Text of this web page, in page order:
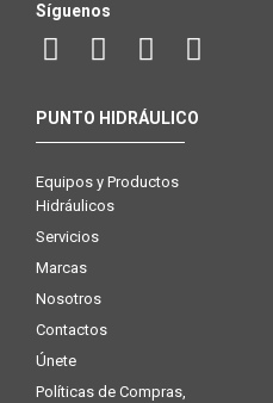
Síguenos
PUNTO HIDRÁULICO
Equipos y Productos
Hidráulicos
Servicios
Marcas
Nosotros
Contactos
Únete
Políticas de Compras,